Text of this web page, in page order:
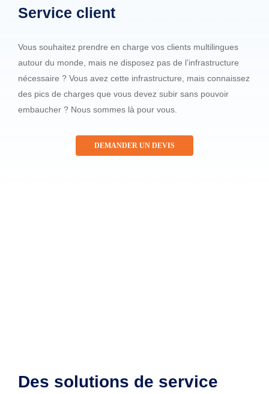
d'Ariane
Service client
Vous souhaitez prendre en charge vos clients multilingues
autour du monde, mais ne disposez pas de l’infrastructure
nécessaire ? Vous avez cette infrastructure, mais connaissez
des pics de charges que vous devez subir sans pouvoir
embaucher ? Nous sommes là pour vous.
DEMANDER UN DEVIS
Des solutions de service